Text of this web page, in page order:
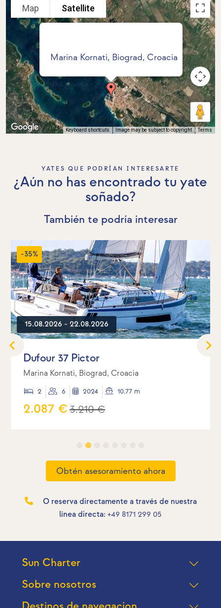
Marina Kornati, Biograd, Croacia
Map Satellite
Keyboard shortcuts Image may be subject to copyright Terms
YATES QUE PODRÍAN INTERESARTE
¿Aún no has encontrado tu yate
soñado?
También te podría interesar
-35%
15.08.2026 - 22.08.2026
Dufour 37 Pictor
Marina Kornati, Biograd, Croacia
2 6 2024 10.77 m
2.087 €3.210 €
Obtén asesoramiento ahora
O reserva directamente a través de nuestra
línea directa: +49 8171 299 05
Sun Charter
Sobre nosotros